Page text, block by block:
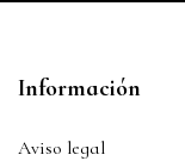
Información
Aviso legal